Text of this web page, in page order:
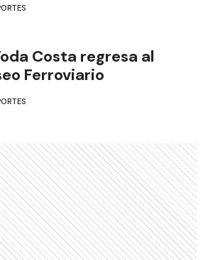
Costa regresa al
Ferroviario